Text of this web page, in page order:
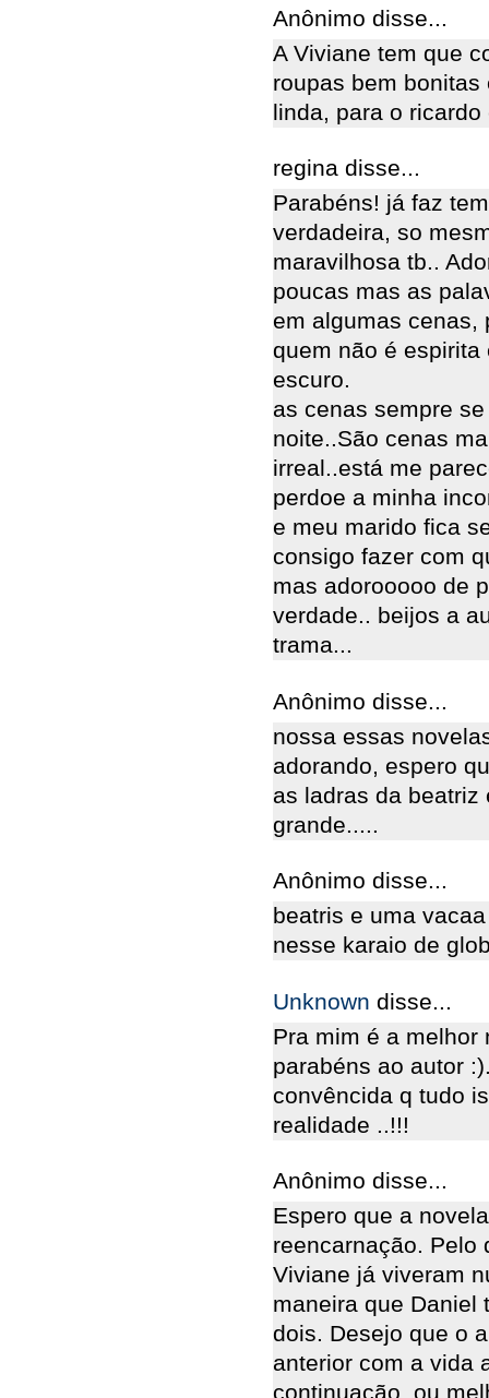
Anônimo disse...
A Viviane tem que
roupas bem
linda, para o
regina disse...
Parabéns! já faz
verdadeira, so
maravilhosa tb..
poucas mas as
em algumas cenas,
quem não é
escuro.
as cenas sempre
noite..São cenas
irreal..está me
perdoe a minha
e meu marido fica
consigo fazer com
mas adorooooo de
verdade.. beijos a
trama...
Anônimo disse...
nossa essas
adorando, espero
as ladras da
grande.....
Anônimo disse...
beatris e uma
nesse karaio de
Unknown disse...
Pra mim é a melhor
parabéns ao autor
convêncida q tudo
realidade ..!!!
Anônimo disse...
Espero que a
reencarnação. Pelo
Viviane já viveram
maneira que Daniel
dois. Desejo que o
anterior com a vida